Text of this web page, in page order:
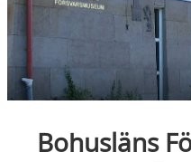
Bohusläns